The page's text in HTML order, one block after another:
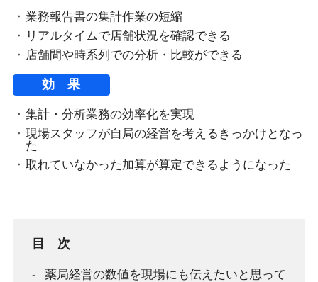
業務報告書の集計作業の短縮
リアルタイムで店舗状況を確認できる
店舗間や時系列での分析・比較ができる
効 果
集計・分析業務の効率化を実現
現場スタッフが自局の経営を考えるきっかけとなっ
た
取れていなかった加算が算定できるようになった
目 次
薬局経営の数値を現場にも伝えたいと思って